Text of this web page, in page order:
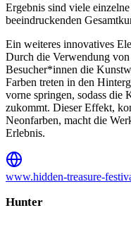
Ergebnis sind viele
beeindruckenden
Ein weiteres innovatives
Durch die Verwendung
Besucher*innen die
Farben treten in den
vorne springen, sodass die
zukommt. Dieser Effekt,
Neonfarben, macht die
Erlebnis.
www.hidden-treasure-
Hunter